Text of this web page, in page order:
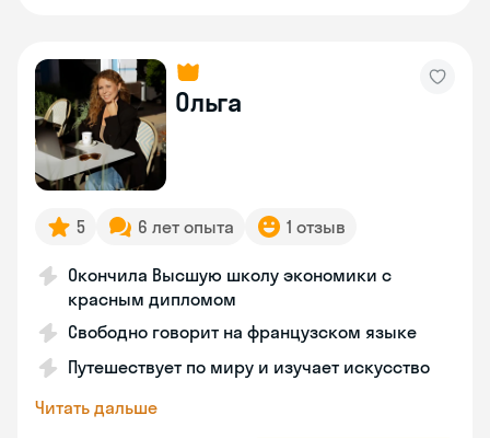
Ольга
5 6 лет опыта 1 отзыв
Окончила Высшую школу экономики с
красным дипломом
Свободно говорит на французском языке
Путешествует по миру и изучает искусство
Читать дальше